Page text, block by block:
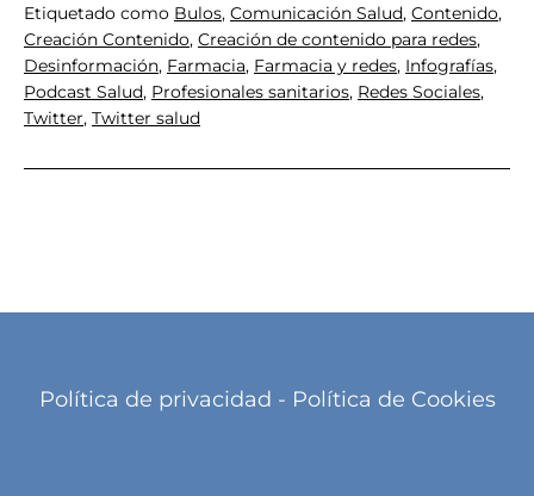
Etiquetado como Bulos, Comunicación Salud, Contenido,
Creación Contenido, Creación de contenido para redes,
Desinformación, Farmacia, Farmacia y redes, Infografías,
Podcast Salud, Profesionales sanitarios, Redes Sociales,
Twitter, Twitter salud
Política de privacidad - Política de Cookies